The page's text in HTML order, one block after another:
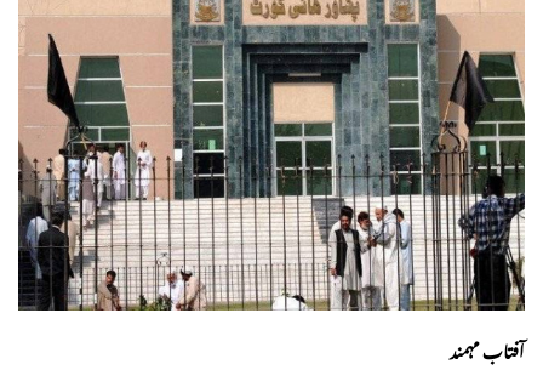
آفتاب مہمند